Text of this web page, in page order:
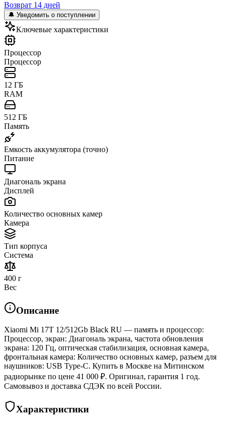
Возврат 14 дней
🔔 Уведомить о поступлении
Ключевые характеристики
Процессор
Процессор
12 ГБ
RAM
512 ГБ
Память
Емкость аккумулятора (точно)
Питание
Диагональ экрана
Дисплей
Количество основных камер
Камера
Тип корпуса
Система
400 г
Вес
Описание
Xiaomi Mi 17T 12/512Gb Black RU — память и процессор:
Процессор, экран: Диагональ экрана, частота обновления
экрана: 120 Гц, оптическая стабилизация, основная камера,
фронтальная камера: Количество основных камер, разъем для
наушников: USB Type-C. Купить в Москве на Митинском
радиорынке по цене 41 000 ₽. Оригинал, гарантия 1 год.
Самовывоз и доставка СДЭК по всей России.
Характеристики